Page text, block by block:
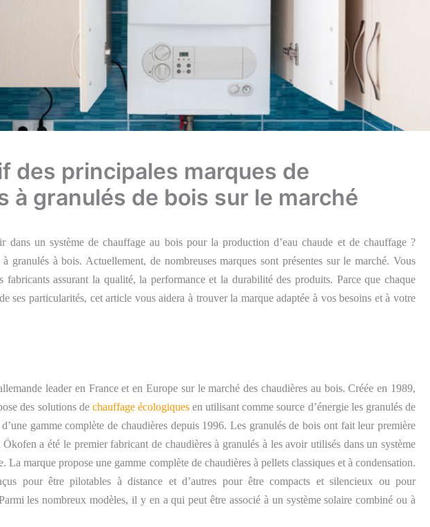
des principales marques de
à granulés de bois sur le marché
dans un système de chauffage au bois pour la production d’eau chaude et de chauffage ?
granulés à bois. Actuellement, de nombreuses marques sont présentes sur le marché. Vous
fabricants assurant la qualité, la performance et la durabilité des produits. Parce que chaque
ses particularités, cet article vous aidera à trouver la marque adaptée à vos besoins et à votre
leader en France et en Europe sur le marché des chaudières au bois. Créée en 1989,
des solutions de chauffage écologiquesen utilisant comme source d’énergie les granulés de
gamme complète de chaudières depuis 1996. Les granulés de bois ont fait leur première
a été le premier fabricant de chaudières à granulés à les avoir utilisés dans un système
La marque propose une gamme complète de chaudières à pellets classiques et à condensation.
pour être pilotables à distance et d’autres pour être compacts et silencieux ou pour
les nombreux modèles, il y en a qui peut être associé à un système solaire combiné ou à